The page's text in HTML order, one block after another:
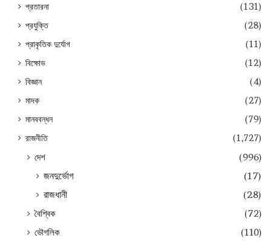
প্রতারনা
(131)
প্রযুক্তি
(28)
প্রাকৃতিক দুর্যোগ
(11)
বিক্ষোভ
(12)
বিজ্ঞান
(4)
মাদক
(27)
মানববন্ধন
(79)
রাজনীতি
(1,727)
দেশ
(996)
জনদুর্ভোগ
(17)
রাজধানী
(28)
বৈশ্বিক
(72)
ভৌগলিক
(110)